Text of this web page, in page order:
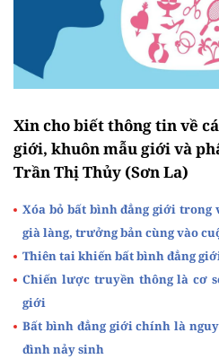
Xin cho biết thông tin về
giới, khuôn mẫu giới và
Trần Thị Thủy (Sơn La)
Xóa bỏ bất bình đẳng giới trong
già làng, trưởng bản cùng vào
Thiên tai khiến bất bình đẳng
Chiến lược truyền thông là cơ
giới
Bất bình đẳng giới chính là
đình nảy sinh